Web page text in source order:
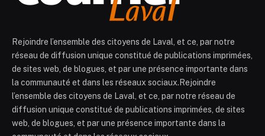
Rejoindre l’ensemble des citoyens de Laval, et ce, par notre
réseau de diffusion unique constitué de publications imprimées,
de sites web, de blogues, et par une présence importante dans
la communauté et dans les réseaux sociaux.Rejoindre
l’ensemble des citoyens de Laval, et ce, par notre réseau de
diffusion unique constitué de publications imprimées, de sites
web, de blogues, et par une présence importante dans la